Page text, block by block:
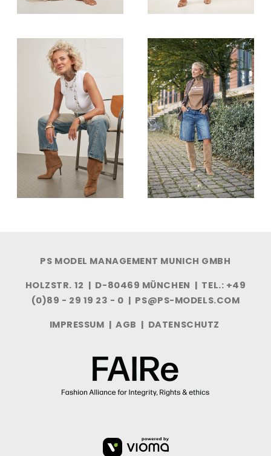
PS MODEL MANAGEMENT MUNICH GMBH
HOLZSTR. 12 | D-80469 MÜNCHEN | TEL.: +49
(0)89 - 29 19 23 - 0 | PS@PS-MODELS.COM
IMPRESSUM |AGB | DATENSCHUTZ
VIOMA